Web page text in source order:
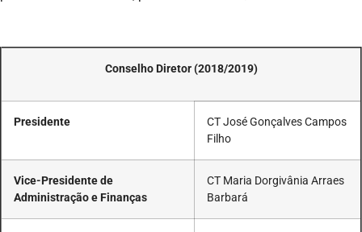
Conselho Diretor (2018/2019)
Presidente
CT José Gonçalves Campos
Filho
Vice-Presidente de
Administração e Finanças
CT Maria Dorgivânia Arraes
Barbará